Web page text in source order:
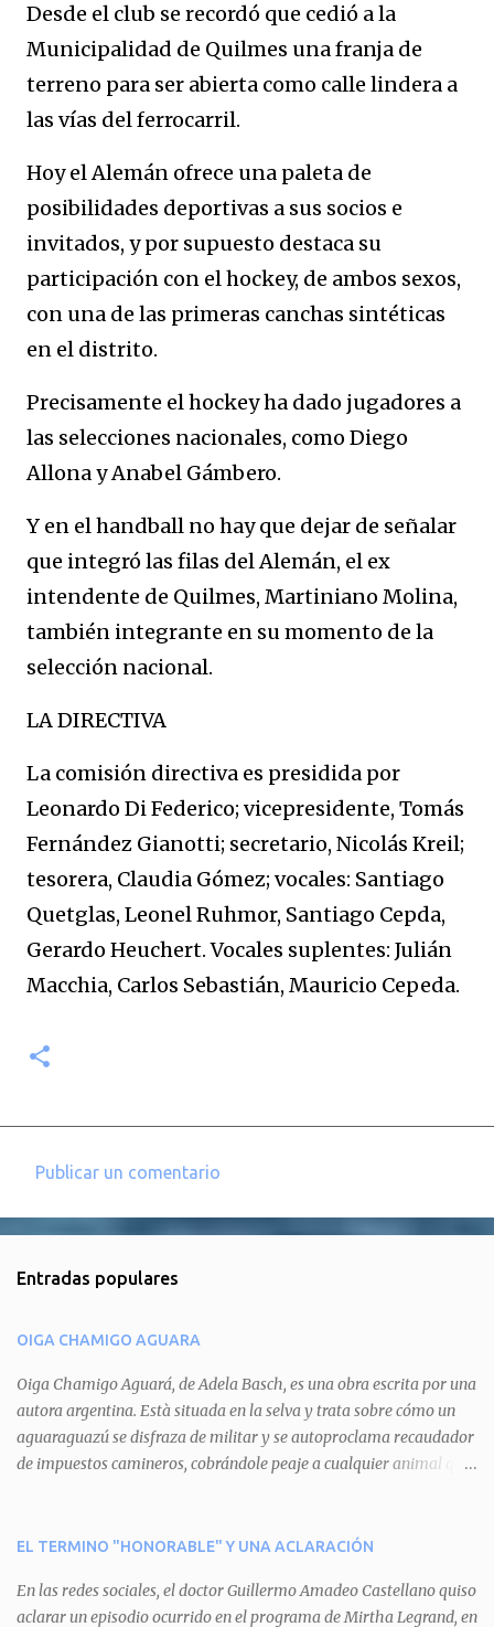
Desde el club se recordó que cedió a la
Municipalidad de Quilmes una franja de
terreno para ser abierta como calle lindera a
las vías del ferrocarril.
Hoy el Alemán ofrece una paleta de
posibilidades deportivas a sus socios e
invitados, y por supuesto destaca su
participación con el hockey, de ambos sexos,
con una de las primeras canchas sintéticas
en el distrito.
Precisamente el hockey ha dado jugadores a
las selecciones nacionales, como Diego
Allona y Anabel Gámbero.
Y en el handball no hay que dejar de señalar
que integró las filas del Alemán, el ex
intendente de Quilmes, Martiniano Molina,
también integrante en su momento de la
selección nacional.
LA DIRECTIVA
La comisión directiva es presidida por
Leonardo Di Federico; vicepresidente, Tomás
Fernández Gianotti; secretario, Nicolás Kreil;
tesorera, Claudia Gómez; vocales: Santiago
Quetglas, Leonel Ruhmor, Santiago Cepda,
Gerardo Heuchert. Vocales suplentes: Julián
Macchia, Carlos Sebastián, Mauricio Cepeda.
e
t
a
r
i
o
Publicar un comentario
Entradas populares
OIGA CHAMIGO AGUARA
Oiga Chamigo Aguará, de Adela Basch, es una obra escrita por una
autora argentina. Està situada en la selva y trata sobre cómo un
aguaraguazú se disfraza de militar y se autoproclama recaudador
de impuestos camineros, cobrándole peaje a cualquier animal que
aguará le provoca. De igual manera pasa con Tatú, el armadillo.
del aguará y pasa sin pagar. Por último, Tui, la cotorra, deja
expuesta la mentira del aguará y arenga a los otros tres
EL TERMINO "HONORABLE" Y UNA ACLARACIÓN
En las redes sociales, el doctor Guillermo Amadeo Castellano quiso
aclarar un episodio ocurrido en el programa de Mirtha Legrand, en